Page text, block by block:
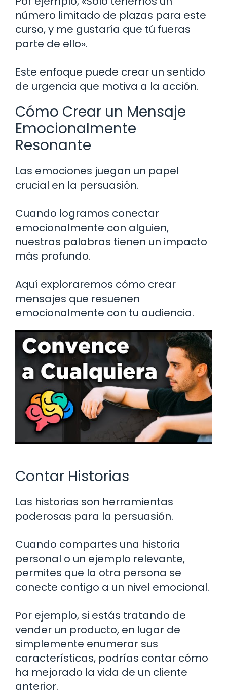
número limitado de plazas para este
curso, y me gustaría que tú fueras
parte de ello».
Este enfoque puede crear un sentido
de urgencia que motiva a la acción.
Cómo Crear un Mensaje
Emocionalmente
Resonante
Las emociones juegan un papel
crucial en la persuasión.
Cuando logramos conectar
emocionalmente con alguien,
nuestras palabras tienen un impacto
más profundo.
Aquí exploraremos cómo crear
mensajes que resuenen
emocionalmente con tu audiencia.
Contar Historias
Las historias son herramientas
poderosas para la persuasión.
Cuando compartes una historia
personal o un ejemplo relevante,
permites que la otra persona se
conecte contigo a un nivel emocional.
Por ejemplo, si estás tratando de
vender un producto, en lugar de
simplemente enumerar sus
características, podrías contar cómo
ha mejorado la vida de un cliente
anterior.